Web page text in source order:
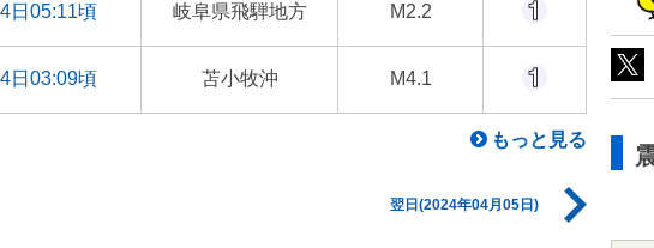
日05:11頃 岐阜県飛騨地方 M2.2
日03:09頃 苫小牧沖 M4.1
もっと見る
翌日(2024年04月05日)